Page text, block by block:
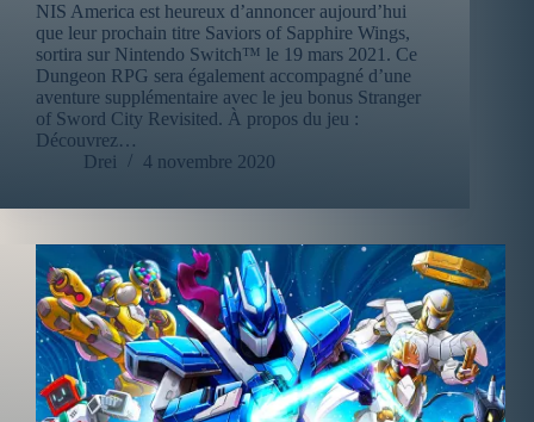
NIS America est heureux d’annoncer aujourd’hui
que leur prochain titre Saviors of Sapphire Wings,
sortira sur Nintendo Switch™ le 19 mars 2021. Ce
Dungeon RPG sera également accompagné d’une
aventure supplémentaire avec le jeu bonus Stranger
of Sword City Revisited. À propos du jeu :
Découvrez…
Drei
4 novembre 2020